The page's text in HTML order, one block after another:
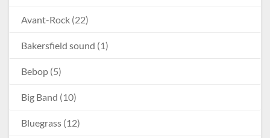
Avant-Rock (22)
Bakersfield sound (1)
Bebop (5)
Big Band (10)
Bluegrass (12)